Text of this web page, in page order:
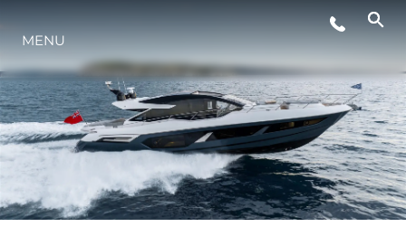
LIFESTYLE
INNOVAZIONE
L'AZIENDA
MENU